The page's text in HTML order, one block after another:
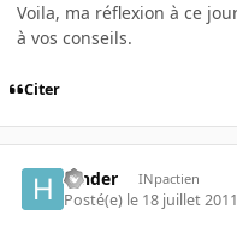
Voila, ma réflexion à ce
à vos conseils.
Citer
hinder INpactien
Posté(e) le 18 juillet 2011